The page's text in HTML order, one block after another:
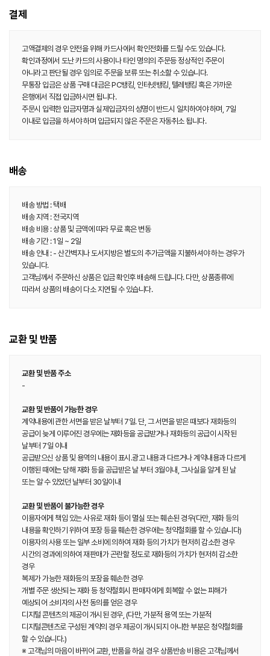
결제
고액결제의 경우 안전을 위해 카드사에서 확인전화를 드릴 수도 있습니다.
확인과정에서 도난 카드의 사용이나 타인 명의의 주문등 정상적인 주문이
아니라고 판단될 경우 임의로 주문을 보류 또는 취소할 수 있습니다.
무통장 입금은 상품 구매 대금은 PC뱅킹, 인터넷뱅킹, 텔레뱅킹 혹은 가까운
은행에서 직접 입금하시면 됩니다.
주문시 입력한 입금자명과 실제입금자의 성명이 반드시 일치하여야 하며, 7일
이내로 입금을 하셔야 하며 입금되지 않은 주문은 자동취소 됩니다.
배송
배송 방법 : 택배
배송 지역 : 전국지역
배송 비용 : 상품 및 금액에 따라 무료 혹은 변동
배송 기간 : 1일 ~ 2일
배송 안내 : - 산간벽지나 도서지방은 별도의 추가금액을 지불하셔야 하는 경우가
있습니다.
고객님께서 주문하신 상품은 입금 확인후 배송해 드립니다. 다만, 상품종류에
따라서 상품의 배송이 다소 지연될 수 있습니다.
교환 및 반품
교환 및 반품 주소
-
교환 및 반품이 가능한 경우
계약내용에 관한 서면을 받은 날부터 7일. 단, 그 서면을 받은 때보다 재화등의
공급이 늦게 이루어진 경우에는 재화등을 공급받거나 재화등의 공급이 시작된
날부터 7일 이내
공급받으신 상품 및 용역의 내용이 표시.광고 내용과 다르거나 계약내용과 다르게
이행된 때에는 당해 재화 등을 공급받은 날 부터 3월이내, 그사실을 알게 된 날
또는 알 수 있었던 날부터 30일이내
교환 및 반품이 불가능한 경우
이용자에게 책임 있는 사유로 재화 등이 멸실 또는 훼손된 경우(다만, 재화 등의
내용을 확인하기 위하여 포장 등을 훼손한 경우에는 청약철회를 할 수 있습니다)
이용자의 사용 또는 일부 소비에 의하여 재화 등의 가치가 현저히 감소한 경우
시간의 경과에 의하여 재판매가 곤란할 정도로 재화등의 가치가 현저히 감소한
경우
복제가 가능한 재화등의 포장을 훼손한 경우
개별 주문 생산되는 재화 등 청약철회시 판매자에게 회복할 수 없는 피해가
예상되어 소비자의 사전 동의를 얻은 경우
디지털 콘텐츠의 제공이 개시된 경우, (다만, 가분적 용역 또는 가분적
디지털콘텐츠로 구성된 계약의 경우 제공이 개시되지 아니한 부분은 청약철회를
할 수 있습니다.)
※ 고객님의 마음이 바뀌어 교환, 반품을 하실 경우 상품반송 비용은 고객님께서